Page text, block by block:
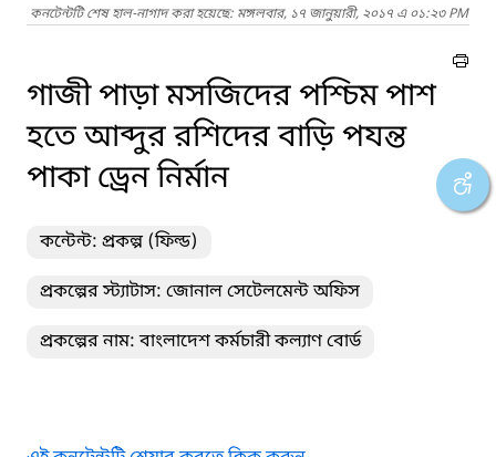
কনটেন্টটি শেষ হাল-নাগাদ করা হয়েছে: মঙ্গলবার, ১৭ জানুয়ারী, ২০১৭ এ ০১:২৩ PM
গাজী পাড়া মসজিদের পশ্চিম পাশ
হতে আব্দুর রশিদের বাড়ি পযন্ত
পাকা ড্রেন নির্মান
কন্টেন্ট: প্রকল্প (ফিল্ড)
প্রকল্পের স্ট্যাটাস: জোনাল সেটেলমেন্ট অফিস
প্রকল্পের নাম: বাংলাদেশ কর্মচারী কল্যাণ বোর্ড